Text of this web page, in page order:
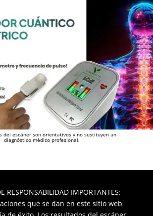
del escáner son orientativos y no sustituyen un
diagnóstico médico profesional.
RESPONSABILIDAD IMPORTANTES:
que se dan en este sitio web